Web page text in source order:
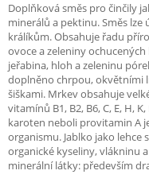
Doplňková směs pro činčily
minerálů a pektinu. Směs
králíkům. Obsahuje řadu
ovoce a zeleniny
jeřabina, hloh a zeleninu
doplněno chrpou, okvětními
šiškami. Mrkev obsahuje
vitamínů B1, B2, B6, C, E, H,
karoten neboli provitamin A
organismu. Jablko jako
organické kyseliny, vlákninu a
minerální látky: především